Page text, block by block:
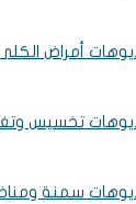
أمراض
تخسيس
سمنة